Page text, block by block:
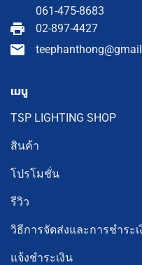
061-475-8683
02-897-4427
เมนู
TSP LIGHTING SHOP
สินค้า
โปรโมชั่น
รีวิว
วิธีการจัดส่งและการชำระเ
แจ้งชำระเงิน